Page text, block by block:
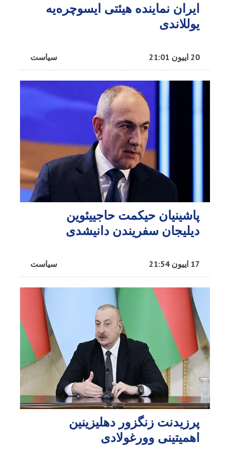
ایران نماینده هیئتی ایسوچره‌یه
یوللاندی
سیاست 20 اییون 21:01
پاشینیان حیکمت حاجییئوین
دیلیجان سفریندن دانیشدی
سیاست 17 اییون 21:54
پرزیدنت زنگزور دهلیزینین
اهمیتینی وورغولادی